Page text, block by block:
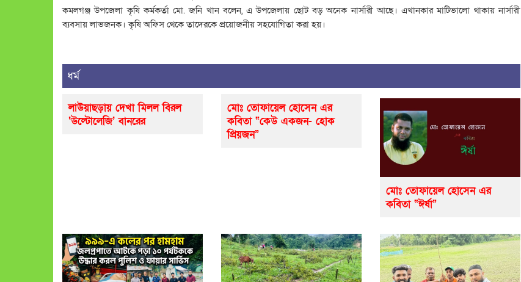
কমলগঞ্জ উপজেলা কৃষি কর্মকর্তা মো. জনি খান বলেন, এ উপজেলায় ছোট বড় অনেক নার্সারী আছে। এখানকার মাটিভালো থাকায় নার্সারী
ব্যবসায় লাভজনক। কৃষি অফিস থেকে তাদেরকে প্রয়োজনীয় সহযোগিতা করা হয়।
ধর্ম
লাউয়াছড়ায় দেখা মিলল বিরল
‘উল্টোলেজি’ বানরের
মোঃ তোফায়েল হোসেন এর
কবিতা “কেউ একজন- হোক
প্রিয়জন”
মোঃ তোফায়েল হোসেন এর
কবিতা “ঈর্ষা”